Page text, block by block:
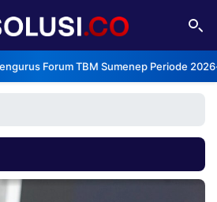
Forum TBM Sumenep Periode